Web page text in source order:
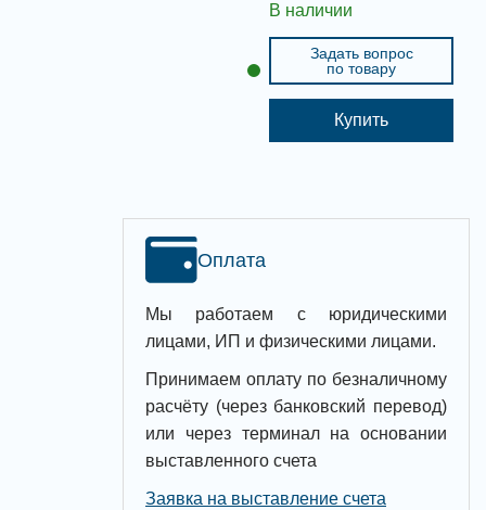
В наличии
Задать вопрос
по товару
Купить
Оплата
Мы работаем с юридическими
лицами, ИП и физическими лицами.
Принимаем оплату по безналичному
расчёту (через банковский перевод)
или через терминал на основании
выставленного счета
Заявка на выставление счета